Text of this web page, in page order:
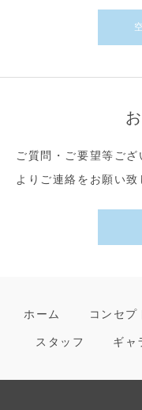
ご質問・ご要望等ご
よりご連絡をお願い致
ホーム コンセプ
スタッフ ギャ